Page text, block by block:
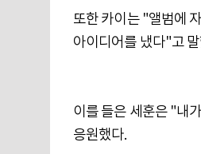
또한 카이는 "앨범에
아이디어를 냈다"고
이를 들은 세훈은 "내
응원했다.